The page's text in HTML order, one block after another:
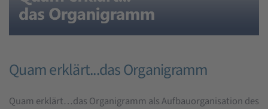
Quam erklärt...das Organigramm
Quam erklärt…das Organigramm als Aufbauorganisation des